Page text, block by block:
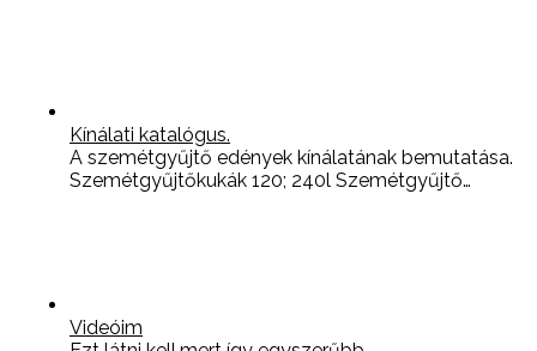
Kínálati katalógus.
A szemétgyűjtő edények kínálatának bemutatása.
Szemétgyűjtőkukák 120; 240l Szemétgyűjtő…
Videóim